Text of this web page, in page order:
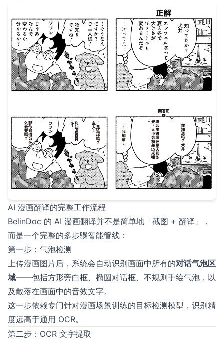
AI 漫画翻译的完整工作流程
BelinDoc 的 AI 漫画翻译并不是简单地「截图 + 翻译」，
而是一个完整的多步骤智能管线：
第一步：气泡检测
上传漫画图片后，系统会自动识别画面中所有的对话气泡区
域——包括方形旁白框、椭圆对话框、不规则手绘气泡，以
及散落在画面中的音效文字。
这一步依赖专门针对漫画场景训练的目标检测模型，识别精
度远高于通用 OCR。
第二步：OCR 文字提取